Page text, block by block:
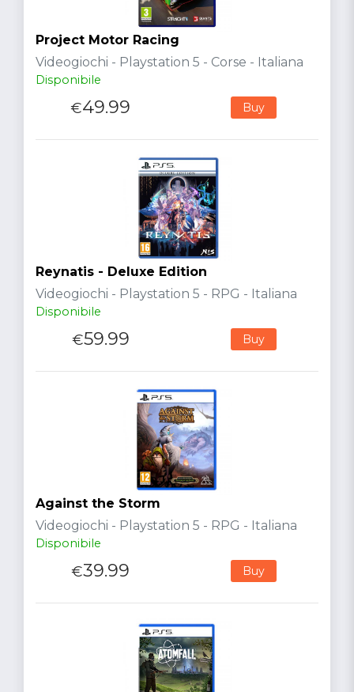
Project Motor Racing
Videogiochi - Playstation 5 - Corse - Italiana
Disponibile
€49.99 Buy
Reynatis - Deluxe Edition
Videogiochi - Playstation 5 - RPG - Italiana
Disponibile
€59.99 Buy
Against the Storm
Videogiochi - Playstation 5 - RPG - Italiana
Disponibile
€39.99 Buy